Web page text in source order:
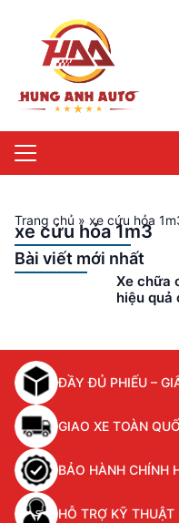
Trang chủ » xe cứu hỏa
xe cứu hỏa 1m3
Bài viết mới nhất
Xe chữa
hiệu quả
ĐẦY ĐỦ PHIẾU –
GIAO XE TOÀN
BẢO HÀNH CHÍNH
HỖ TRỢ KỸ